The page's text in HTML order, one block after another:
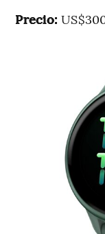
Precio: